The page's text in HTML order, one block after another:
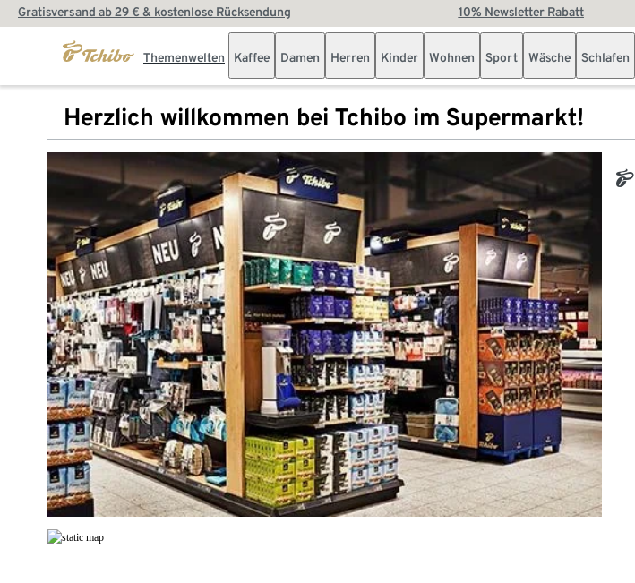
Gratisversand ab 29 € & kostenlose Rücksendung 10% Newsletter Rabatt
Themenwelten Kaffee Damen Herren Kinder Wohnen Sport Wäsche Schlafen
Herzlich willkommen bei Tchibo im Supermarkt!
tchibo_logo